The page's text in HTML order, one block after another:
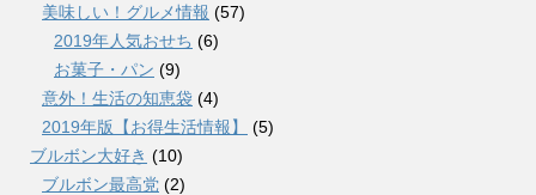
美味しい！グルメ情報 (57)
2019年人気おせち (6)
お菓子・パン (9)
意外！生活の知恵袋 (4)
2019年版【お得生活情報】
(5)
ブルボン大好き (10)
ブルボン最高党 (2)